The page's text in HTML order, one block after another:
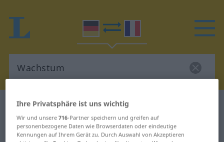
Deutsch-Französisch Wörterbuch
Deutsch-Französisch Übersetzung
Ihre Privatsphäre ist uns wichtig
Wir und unsere716-Partner speichern und greifen auf
personenbezogene Daten wie Browserdaten oder eindeutige
Kennungen auf Ihrem Gerät zu. Durch Auswahl von Akzeptieren